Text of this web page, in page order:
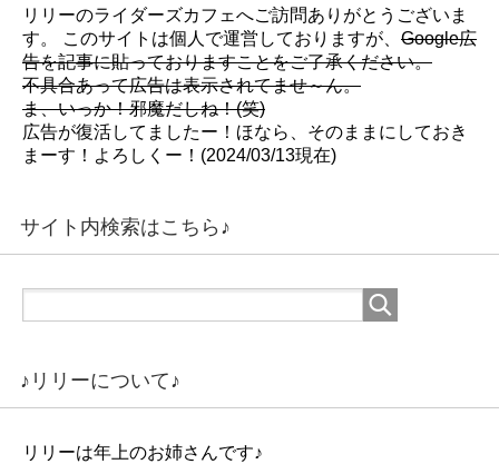
リリーのライダーズカフェへご訪問ありがとうございま
す。 このサイトは個人で運営しておりますが、 Google広
告を記事に貼っておりますことをご了承ください。
不具合あって広告は表示されてませ～ん。
ま、いっか！邪魔だしね！(笑)
広告が復活してましたー！ほなら、そのままにしておき
まーす！よろしくー！(2024/03/13現在)
サイト内検索はこちら♪
♪リリーについて♪
リリーは年上のお姉さんです♪